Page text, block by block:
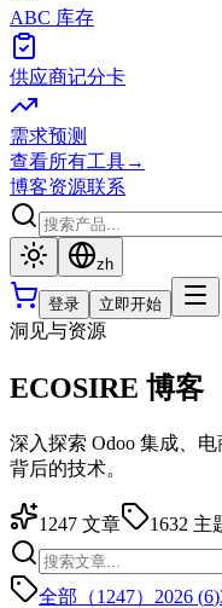
ABC 库存
供应商记分卡
需求预测
查看所有工具→
博客资源联系
zh
登录 立即开始
洞见与资源
ECOSIRE 博客
深入探索 Odoo 集成、
背后的技术。
1247 文章 1632 主
全部（1247） 2026 (6)